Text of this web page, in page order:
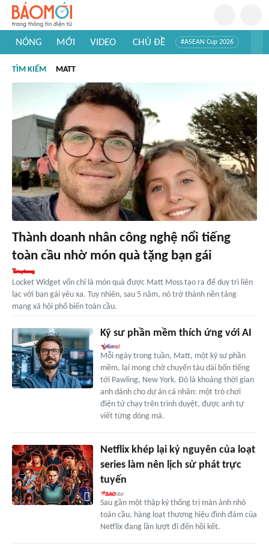
NÓNG MỚI VIDEO CHỦ ĐỀ #ASEAN Cup 2026
#Khám phá thế giới
TÌM KIẾM MATT
Thành doanh nhân công nghệ nổi tiếng
toàn cầu nhờ món quà tặng bạn gái
Locket Widget vốn chỉ là món quà được Matt Moss tạo ra để duy trì liên
lạc với bạn gái yêu xa. Tuy nhiên, sau 5 năm, nó trở thành nền tảng
mạng xã hội phổ biến toàn cầu.
Kỹ sư phần mềm thích ứng với AI
Mỗi ngày trong tuần, Matt, một kỹ sư phần
mềm, lại mong chờ chuyến tàu dài bốn tiếng
tới Pawling, New York. Đó là khoảng thời gian
anh dành cho dự án cá nhân: một trò chơi
điện tử chạy trên trình duyệt, được anh tự
viết từng dòng mã.
Netflix khép lại kỷ nguyên của loạt
series làm nên lịch sử phát trực
tuyến
Sau gần một thập kỷ thống trị màn ảnh nhỏ
toàn cầu, hàng loạt thương hiệu đình đám của
Netflix đang lần lượt đi đến hồi kết.